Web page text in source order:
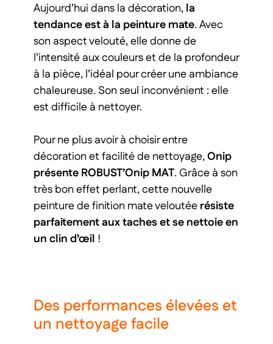
Aujourd’hui dans la décoration,la
tendance est à la peinture mate. Avec
son aspect velouté, elle donne de
l’intensité aux couleurs et de la profondeur
à la pièce, l’idéal pour créer une ambiance
chaleureuse. Son seul inconvénient : elle
est difficile à nettoyer.
Pour ne plus avoir à choisir entre
décoration et facilité de nettoyage,Onip
présente ROBUST’Onip MAT. Grâce à son
très bon effet perlant, cette nouvelle
peinture de finition mate veloutéerésiste
parfaitementaux taches et se nettoie en
un clin d’œil !
Des performances élevées et
un nettoyage facile